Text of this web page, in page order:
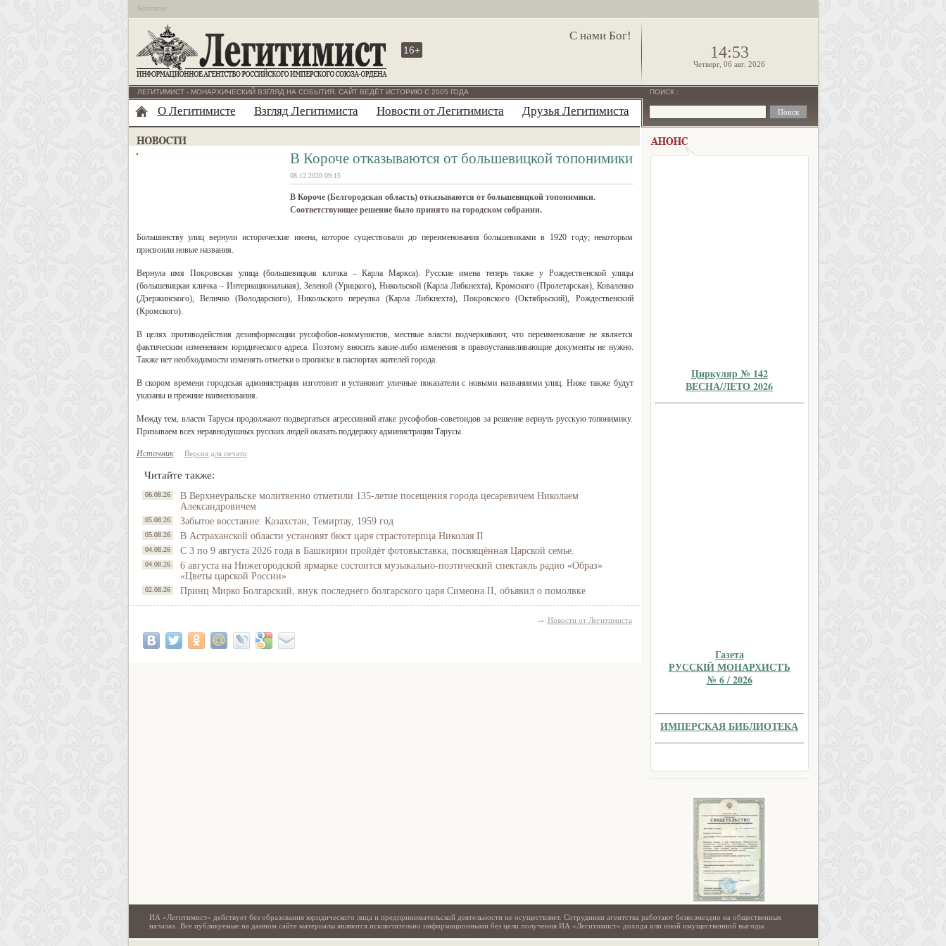
Бесплатно
С нами Бог!
16+ 14:53
Четверг, 06 авг. 2026
ЛЕГИТИМИСТ - МОНАРХИЧЕСКИЙ ВЗГЛЯД НА СОБЫТИЯ. САЙТ ВЕДЁТ ИСТОРИЮ С 2005 ГОДА
О Легитимисте Взгляд Легитимиста Новости от Легитимиста Друзья Легитимиста
В Короче отказываются от большевицкой топонимики
08.12.2020 09:15
В Короче (Белгородская область) отказываются от большевицкой топонимики.
Соответствующее решение было принято на городском собрании.
Большинству улиц вернули исторические имена, которое существовали до переименования большевиками в 1920 году; некоторым
присвоили новые названия.
Вернула имя Покровская улица (большевицкая кличка – Карла Маркса). Русские имена теперь также у Рождественской улицы
(большевицкая кличка – Интернациональная), Зеленой (Урицкого), Никольской (Карла Либкнехта), Кромского (Пролетарская), Коваленко
(Дзержинского), Величко (Володарского), Никольского переулка (Карла Либкнехта), Покровского (Октябрьский), Рождественский
(Кромского).
В целях противодействия дезинформсации русофобов-коммунистов, местные власти подчеркивают, что переименование не является
фактическим изменением юридического адреса. Поэтому вносить какие-либо изменения в правоустанавливающие документы не нужно.
Также нет необходимости изменять отметки о прописке в паспортах жителей города.
В скором времени городская администрация изготовит и установит уличные показатели с новыми названиями улиц. Ниже также будут
указаны и прежние наименования.
Между тем, власти Тарусы продолжают подвергаться агрессивной атаке русофобов-советоидов за решение вернуть русскую топонимику.
Призываем всех неравнодушных русских людей оказать поддержку администрации Тарусы.
Источник Версия для печати
Читайте также:
06.08.26
В Верхнеуральске молитвенно отметили 135-летие посещения города цесаревичем Николаем
Александровичем
05.08.26 Забытое восстание: Казахстан, Темиртау, 1959 год
05.08.26 В Астраханской области установят бюст царя страстотерпца Николая II
04.08.26 С 3 по 9 августа 2026 года в Башкирии пройдёт фотовыставка, посвящённая Царской семье.
04.08.26
6 августа на Нижегородской ярмарке состоится музыкально-поэтический спектакль радио «Образ»
«Цветы царской России»
02.08.26 Принц Мирко Болгарский, внук последнего болгарского царя Симеона II, объявил о помолвке
→ Новости от Легитимиста
ПОИСК :
Циркуляр № 142
ВЕСНА/ЛЕТО 2026
Газета
РУССКIЙ МОНАРХИСТЪ
№ 6 / 2026
ИМПЕРСКАЯ БИБЛИОТЕКА
ИА «Легитимист» действует без образования юридического лица и предпринимательской деятельности не осуществляет. Сотрудники агентства работают безвозмездно на общественных
началах. Все публикуемые на данном сайте материалы являются исключительно информационными без цели получения ИА «Легитимист» дохода или иной имущественной выгоды.